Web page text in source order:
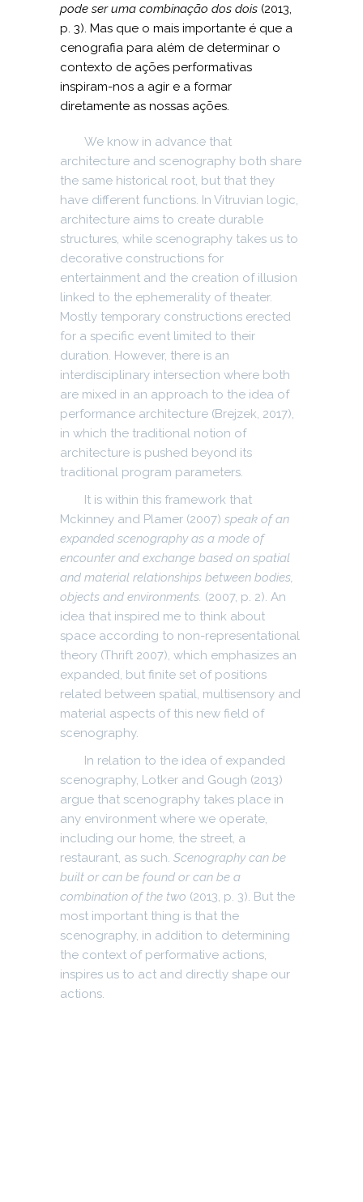
pode ser uma combinação dos dois (2013,
p. 3). Mas que o mais importante é que a
cenografia para além de determinar o
contexto de ações performativas
inspiram-nos a agir e a formar
diretamente as nossas ações.
We know in advance that
architecture and scenography both share
the same historical root, but that they
have different functions. In Vitruvian logic,
architecture aims to create durable
structures, while scenography takes us to
decorative constructions for
entertainment and the creation of illusion
linked to the ephemerality of theater.
Mostly temporary constructions erected
for a specific event limited to their
duration. However, there is an
interdisciplinary intersection where both
are mixed in an approach to the idea of
performance architecture (Brejzek, 2017),
in which the traditional notion of
architecture is pushed beyond its
traditional program parameters.
It is within this framework that
Mckinney and Plamer (2007) speak of an
expanded scenography as a mode of
encounter and exchange based on spatial
and material relationships between bodies,
objects and environments. (2007, p. 2). An
idea that inspired me to think about
space according to non-representational
theory (Thrift 2007), which emphasizes an
expanded, but finite set of positions
related between spatial, multisensory and
material aspects of this new field of
scenography.
In relation to the idea of expanded
scenography, Lotker and Gough (2013)
argue that scenography takes place in
any environment where we operate,
including our home, the street, a
restaurant, as such. Scenography can be
built or can be found or can be a
combination of the two (2013, p. 3). But the
most important thing is that the
scenography, in addition to determining
the context of performative actions,
inspires us to act and directly shape our
actions.